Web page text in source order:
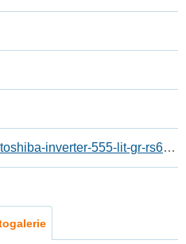
https://dienmaydo.vn/tu-lanh-toshiba-inverter-555-lit-gr-rs696wi-pmv